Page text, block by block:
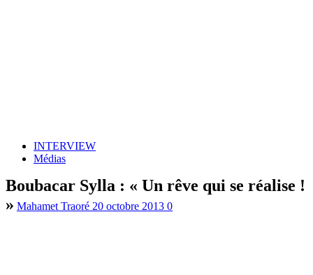
INTERVIEW
Médias
Boubacar Sylla : « Un rêve qui se réalise !
» Mahamet Traoré 20 octobre 2013 0